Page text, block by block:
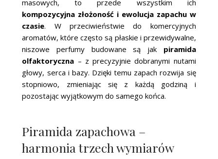
masowych, to przede wszystkim ich
kompozycyjna złożoność i ewolucja zapachu w
czasie. W przeciwieństwie do komercyjnych
aromatów, które często są płaskie i przewidywalne,
niszowe perfumy budowane są jak piramida
olfaktoryczna – z precyzyjnie dobranymi nutami
głowy, serca i bazy. Dzięki temu zapach rozwija się
stopniowo, zmieniając się z każdą godziną i
pozostając wyjątkowym do samego końca.
Piramida zapachowa –
harmonia trzech wymiarów